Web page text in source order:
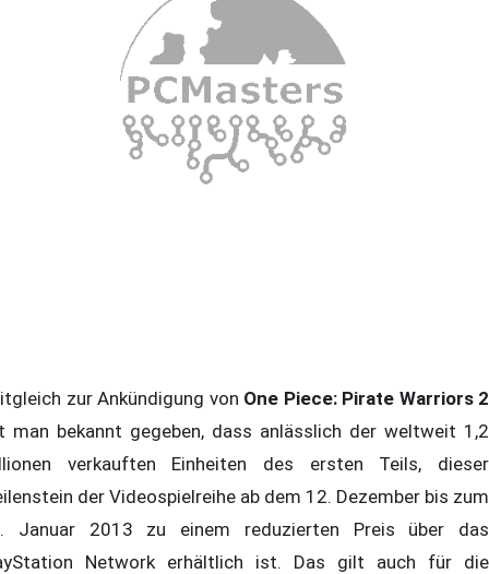
zur Ankündigung von One Piece: Pirate Warriors 2
man bekannt gegeben, dass anlässlich der weltweit 1,2
verkauften Einheiten des ersten Teils, dieser
der Videospielreihe ab dem 12. Dezember bis zum
Januar 2013 zu einem reduzierten Preis über das
Network erhältlich ist. Das gilt auch für die